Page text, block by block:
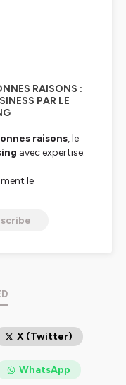
se rencontrer
pour le
Belgique, au
que vous
en reconversion,
Je suis Julie
de la
avec grand
RAISONS :
PAR LE
raisons, le
avec expertise.
le
les marques,
toute la
bonnes pratiques,
X (Twitter)
WhatsApp